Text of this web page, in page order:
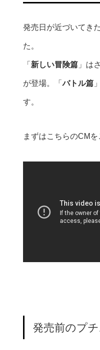
発売日が近づいてき
た。
「 新しい冒険篇」は
が登場。「バトル篇
す。
まずはこちらのCM
発売前のプ